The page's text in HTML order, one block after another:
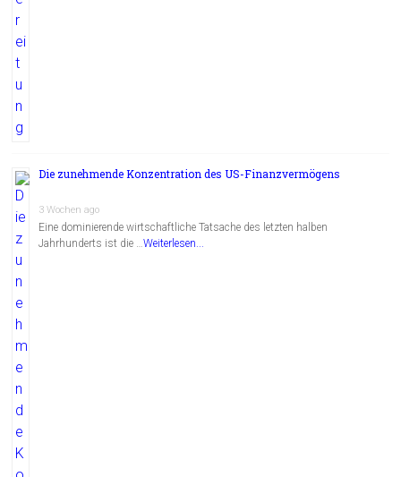
Die zunehmende Konzentration des US-Finanzvermögens
3 Wochen ago
Eine dominierende wirtschaftliche Tatsache des letzten halben
Jahrhunderts ist die …Weiterlesen...